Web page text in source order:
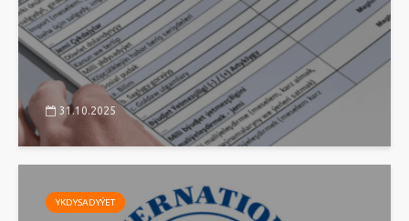
31.10.2025
YKDYSADYÝET